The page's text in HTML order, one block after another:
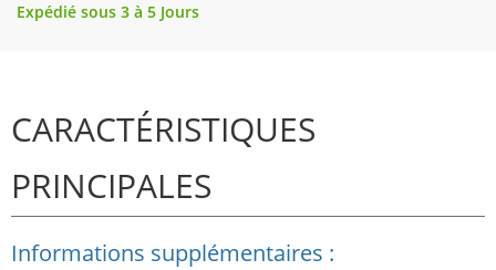
Expédié sous 3 à 5 Jours
CARACTÉRISTIQUES
PRINCIPALES
Informations supplémentaires :